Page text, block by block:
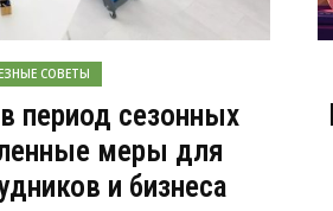
СОВЕТЫ
период сезонных
меры для
и бизнеса